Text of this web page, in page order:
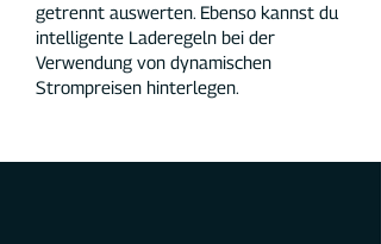
getrennt auswerten. Ebenso kannst du
intelligente Laderegeln bei der
Verwendung von dynamischen
Strompreisen hinterlegen.